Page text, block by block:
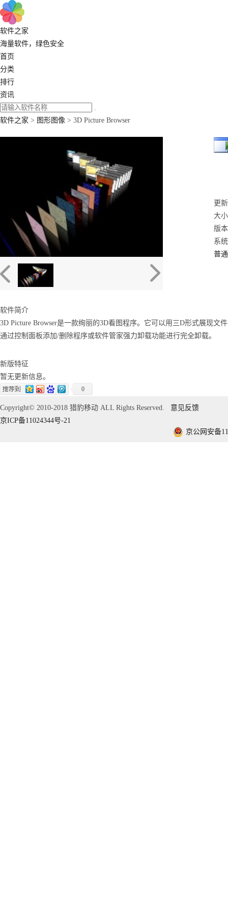
软件之家
海量软件，绿色安全
首页
分类
排行
资讯
软件之家 > 图形图像 > 3D Picture Browser
更
大
版
系
普
软件简介
3D Picture Browser是一款绚丽的3D看图程序。它可以用三D形式展现文
通过控制面板添加/删除程序或软件管家强力卸载功能进行完全卸载。
新版特征
暂无更新信息。
0
Copyright© 2010-2018 猎豹移动 ALL Rights Reserved. 意见反馈
京ICP备11024344号-21
京公网安备